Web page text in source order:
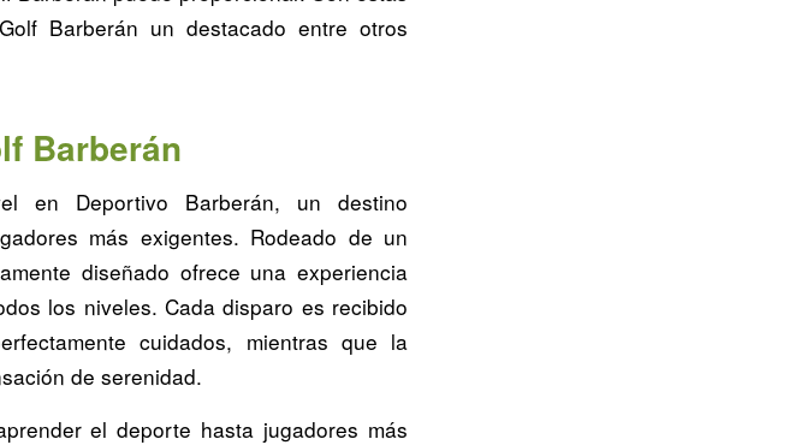
Barberán un destacado entre otros
Barberán
en Deportivo Barberán, un destino
más exigentes. Rodeado de un
diseñado ofrece una experiencia
los niveles. Cada disparo es recibido
cuidados, mientras que la
de serenidad.
el deporte hasta jugadores más